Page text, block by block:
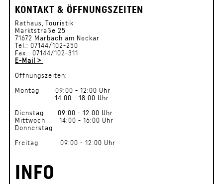
KONTAKT & ÖFFNUNGSZEITEN
Rathaus, Touristik
Marktstraße 25
71672 Marbach am Neckar
Tel.: 07144/102-250
Fax.: 07144/102-311
E-Mail >
Öffnungszeiten:
Montag 09:00 - 12:00 Uhr
14:00 - 18:00 Uhr
Dienstag 09:00 - 12:00 Uhr
Mittwoch 14:00 - 16:00 Uhr
Donnerstag
Freitag 09:00 - 12:00 Uhr
INFO